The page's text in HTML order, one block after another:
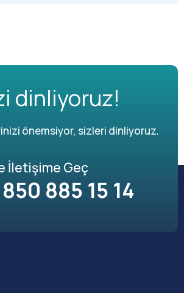
dinliyoruz!
önemsiyor, sizleri dinliyoruz.
İletişime Geç
885 15 14